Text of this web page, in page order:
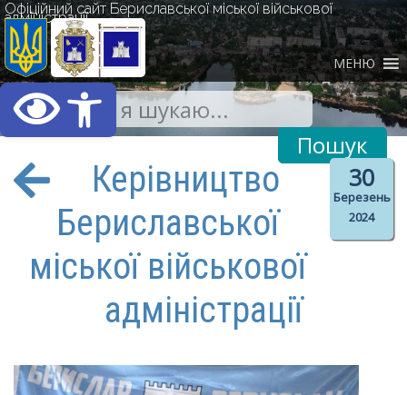
Відкрити Панель
Офіційний сайт Бериславської міської військової
адміністрації
МЕНЮ
30
Березень
2024
Керівництво
Бериславської
міської військової
адміністрації